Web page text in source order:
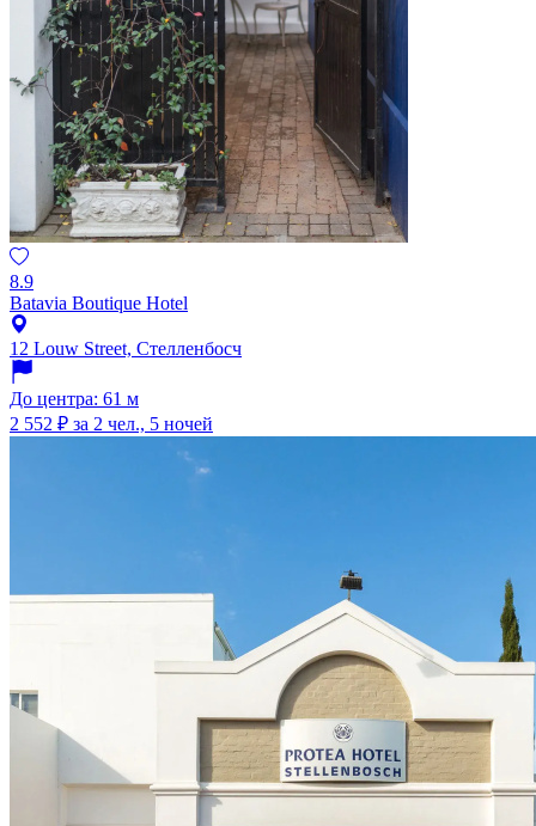
8.9
Batavia Boutique Hotel
12 Louw Street, Стелленбосч
До центра: 61 м
2 552 ₽ за 2 чел., 5 ночей